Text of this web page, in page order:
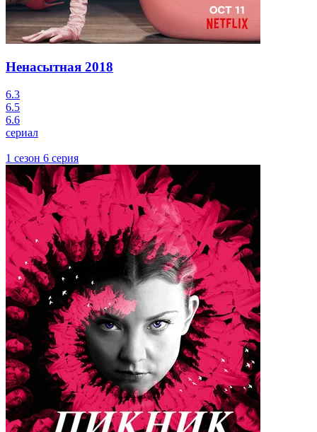
Ненасытная 2018
6.3
6.5
6.6
сериал
1 сезон 6 серия